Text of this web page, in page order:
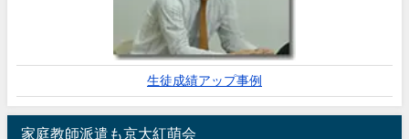
生徒成績アップ事例
家庭教師派遣も京大紅萌会